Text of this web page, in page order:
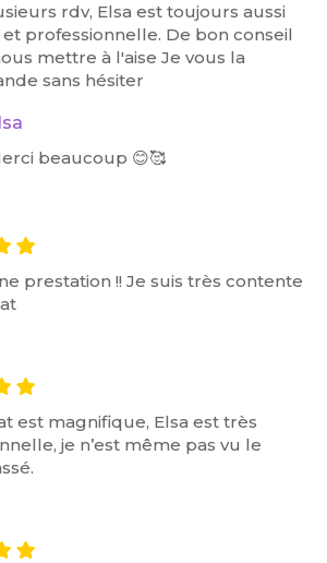
rdv, Elsa est toujours aussi
professionnelle. De bon conseil
mettre à l'aise Je vous la
sans hésiter
beaucoup 😊🥰
prestation !! Je suis très contente
est magnifique, Elsa est très
je n’est même pas vu le